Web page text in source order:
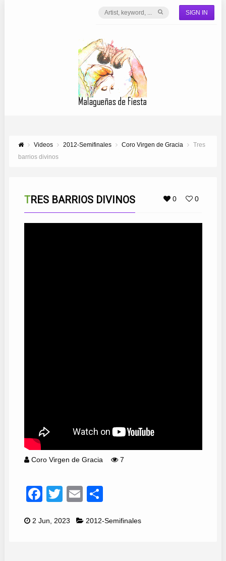
SIGN IN
Videos 2012-Semifinales Coro Virgen de Gracia
Tres
barrios divinos
0 0
TRES BARRIOS DIVINOS
Coro Virgen de Gracia 7
Facebook
TwitterEmail
2 Jun, 2023 2012-Semifinales